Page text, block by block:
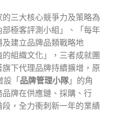
三大核心競爭力及策略為
部極客評測小組」、「每年
建立品牌品類戰略地
組織文化」，三者成就團
下代理品牌持續擴增，原
設「品牌管理小隊 」的角
牌在供應鏈、採購、行
，全力衝刺新一年的業績